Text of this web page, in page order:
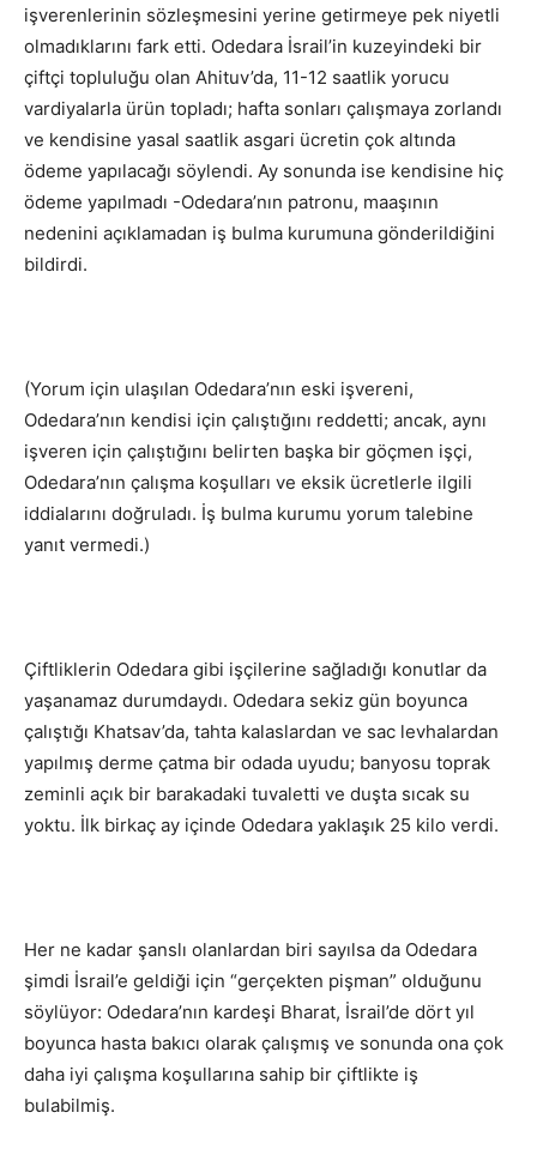
işverenlerinin sözleşmesini yerine getirmeye pek niyetli
olmadıklarını fark etti. Odedara İsrail’in kuzeyindeki bir
çiftçi topluluğu olan Ahituv’da, 11-12 saatlik yorucu
vardiyalarla ürün topladı; hafta sonları çalışmaya zorlandı
ve kendisine yasal saatlik asgari ücretin çok altında
ödeme yapılacağı söylendi. Ay sonunda ise kendisine hiç
ödeme yapılmadı -Odedara’nın patronu, maaşının
nedenini açıklamadan iş bulma kurumuna gönderildiğini
bildirdi.
(Yorum için ulaşılan Odedara’nın eski işvereni,
Odedara’nın kendisi için çalıştığını reddetti; ancak, aynı
işveren için çalıştığını belirten başka bir göçmen işçi,
Odedara’nın çalışma koşulları ve eksik ücretlerle ilgili
iddialarını doğruladı. İş bulma kurumu yorum talebine
yanıt vermedi.)
Çiftliklerin Odedara gibi işçilerine sağladığı konutlar da
yaşanamaz durumdaydı. Odedara sekiz gün boyunca
çalıştığı Khatsav’da, tahta kalaslardan ve sac levhalardan
yapılmış derme çatma bir odada uyudu; banyosu toprak
zeminli açık bir barakadaki tuvaletti ve duşta sıcak su
yoktu. İlk birkaç ay içinde Odedara yaklaşık 25 kilo verdi.
Her ne kadar şanslı olanlardan biri sayılsa da Odedara
şimdi İsrail’e geldiği için “gerçekten pişman” olduğunu
söylüyor: Odedara’nın kardeşi Bharat, İsrail’de dört yıl
boyunca hasta bakıcı olarak çalışmış ve sonunda ona çok
daha iyi çalışma koşullarına sahip bir çiftlikte iş
bulabilmiş.